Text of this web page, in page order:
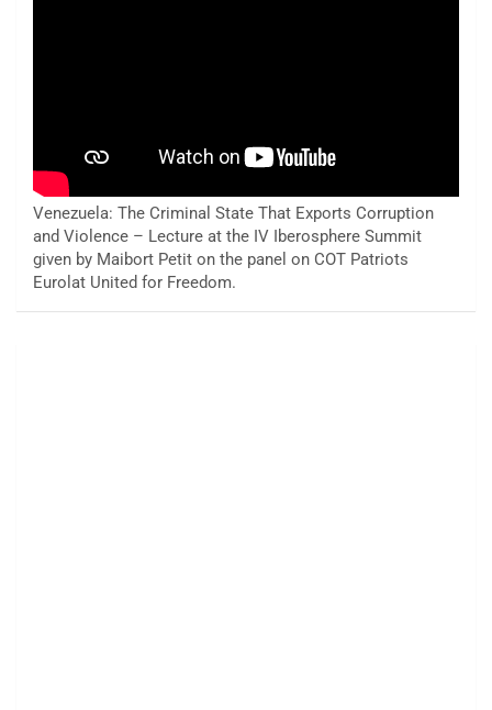
Venezuela: The Criminal State That Exports Corruption
and Violence – Lecture at the IV Iberosphere Summit
given by Maibort Petit on the panel on COT Patriots
Eurolat United for Freedom.